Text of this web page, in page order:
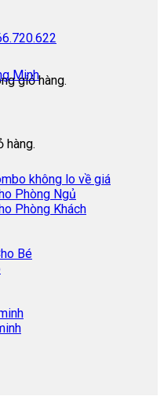
giỏ hàng.
hàng.
Minh
không lo về giá
Phòng Ngủ
Phòng Khách
Bé